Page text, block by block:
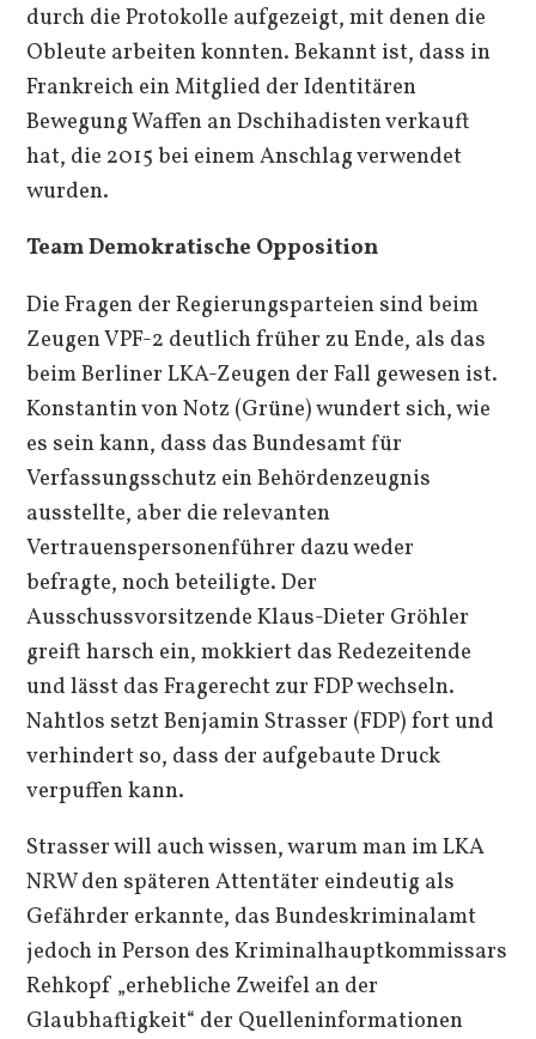
durch die Protokolle aufgezeigt, mit denen die
Obleute arbeiten konnten. Bekannt ist, dass in
Frankreich ein Mitglied der Identitären
Bewegung Waffen an Dschihadisten verkauft
hat, die 2015 bei einem Anschlag verwendet
wurden.
Team Demokratische Opposition
Die Fragen der Regierungsparteien sind beim
Zeugen VPF-2 deutlich früher zu Ende, als das
beim Berliner LKA-Zeugen der Fall gewesen ist.
Konstantin von Notz (Grüne) wundert sich, wie
es sein kann, dass das Bundesamt für
Verfassungsschutz ein Behördenzeugnis
ausstellte, aber die relevanten
Vertrauenspersonenführer dazu weder
befragte, noch beteiligte. Der
Ausschussvorsitzende Klaus-Dieter Gröhler
greift harsch ein, mokkiert das Redezeitende
und lässt das Fragerecht zur FDP wechseln.
Nahtlos setzt Benjamin Strasser (FDP) fort und
verhindert so, dass der aufgebaute Druck
verpuffen kann.
Strasser will auch wissen, warum man im LKA
NRW den späteren Attentäter eindeutig als
Gefährder erkannte, das Bundeskriminalamt
jedoch in Person des Kriminalhauptkommissars
Rehkopf „erhebliche Zweifel an der
Glaubhaftigkeit“ der Quelleninformationen